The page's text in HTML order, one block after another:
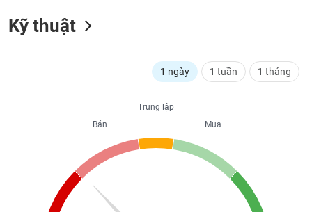
Tài
Kỹ thuật
1 ngày 1 tuần 1 tháng
Trung lập
Mua
Bán
NGHIỆP